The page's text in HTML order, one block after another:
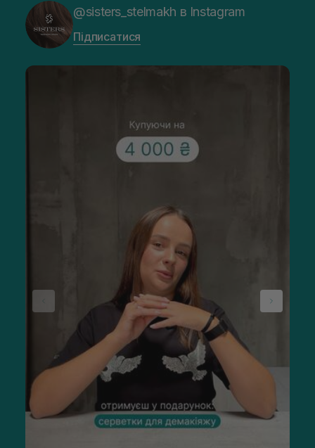
@sisters_stelmakh в Instagram
Підписатися